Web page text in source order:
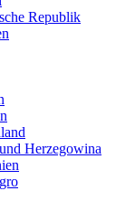
Republik
Herzegowina